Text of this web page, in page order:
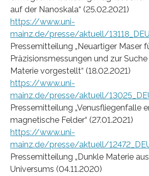
auf der Nanoskala“ (25.02.2021)
https://www.uni-
mainz.de/presse/aktuell/
Pressemitteilung „Neuartiger Maser
Präzisionsmessungen und zur
Materie vorgestellt“ (18.02.2021)
https://www.uni-
mainz.de/presse/aktuell/
Pressemitteilung „Venusfliegenfalle
magnetische Felder“ (27.01.2021)
https://www.uni-
mainz.de/presse/aktuell/
Pressemitteilung „Dunkle Materie
Universums (04.11.2020)